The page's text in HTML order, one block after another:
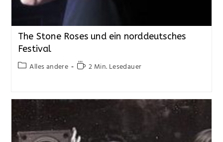
The Stone Roses und ein norddeutsches
Festival
Alles andere 2 Min. Lesedauer